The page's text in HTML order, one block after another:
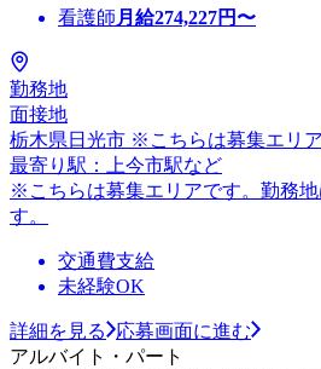
看護師 月給274,227円〜
勤務地
面接地
栃木県日光市 ※こちらは募集エリ
最寄り駅：上今市駅など
※こちらは募集エリアです。勤務地
す。
交通費支給
未経験OK
詳細を見る
応募画面に進む
アルバイト・パート